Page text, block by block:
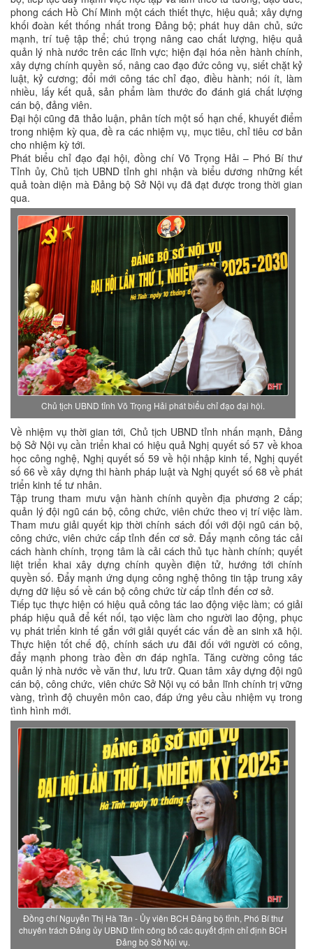
phong cách Hồ Chí Minh một cách thiết thực, hiệu quả; xây dựng
khối đoàn kết thống nhất trong Đảng bộ; phát huy dân chủ, sức
mạnh, trí tuệ tập thể; chú trọng nâng cao chất lượng, hiệu quả
quản lý nhà nước trên các lĩnh vực; hiện đại hóa nền hành chính,
xây dựng chính quyền số, nâng cao đạo đức công vụ, siết chặt kỷ
luật, kỷ cương; đổi mới công tác chỉ đạo, điều hành; nói ít, làm
nhiều, lấy kết quả, sản phẩm làm thước đo đánh giá chất lượng
cán bộ, đảng viên.
Đại hội cũng đã thảo luận, phân tích một số hạn chế, khuyết điểm
trong nhiệm kỳ qua, đề ra các nhiệm vụ, mục tiêu, chỉ tiêu cơ bản
cho nhiệm kỳ tới.
Phát biểu chỉ đạo đại hội, đồng chí Võ Trọng Hải – Phó Bí thư
Tỉnh ủy, Chủ tịch UBND tỉnh ghi nhận và biểu dương những kết
quả toàn diện mà Đảng bộ Sở Nội vụ đã đạt được trong thời gian
qua.
Chủ tịch UBND tỉnh Võ Trọng Hải phát biểu chỉ đạo đại hội.
Về nhiệm vụ thời gian tới, Chủ tịch UBND tỉnh nhấn mạnh, Đảng
bộ Sở Nội vụ cần triển khai có hiệu quả Nghị quyết số 57 về khoa
học công nghệ, Nghị quyết số 59 về hội nhập kinh tế, Nghị quyết
số 66 về xây dựng thi hành pháp luật và Nghị quyết số 68 về phát
triển kinh tế tư nhân.
Tập trung tham mưu vận hành chính quyền địa phương 2 cấp;
quản lý đội ngũ cán bộ, công chức, viên chức theo vị trí việc làm.
Tham mưu giải quyết kịp thời chính sách đối với đội ngũ cán bộ,
công chức, viên chức cấp tỉnh đến cơ sở. Đẩy mạnh công tác cải
cách hành chính, trọng tâm là cải cách thủ tục hành chính; quyết
liệt triển khai xây dựng chính quyền điện tử, hướng tới chính
quyền số. Đẩy mạnh ứng dụng công nghệ thông tin tập trung xây
dựng dữ liệu số về cán bộ công chức từ cấp tỉnh đến cơ sở.
Tiếp tục thực hiện có hiệu quả công tác lao động việc làm; có giải
pháp hiệu quả để kết nối, tạo việc làm cho người lao động, phục
vụ phát triển kinh tế gắn với giải quyết các vấn đề an sinh xã hội.
Thực hiện tốt chế độ, chính sách ưu đãi đối với người có công,
đẩy mạnh phong trào đền ơn đáp nghĩa. Tăng cường công tác
quản lý nhà nước về văn thư, lưu trữ. Quan tâm xây dựng đội ngũ
cán bộ, công chức, viên chức Sở Nội vụ có bản lĩnh chính trị vững
vàng, trình độ chuyên môn cao, đáp ứng yêu cầu nhiệm vụ trong
tình hình mới.
Đồng chí Nguyễn Thị Hà Tân - Ủy viên BCH Đảng bộ tỉnh, Phó Bí thư
chuyên trách Đảng ủy UBND tỉnh công bố các quyết định chỉ định BCH
Đảng bộ Sở Nội vụ.